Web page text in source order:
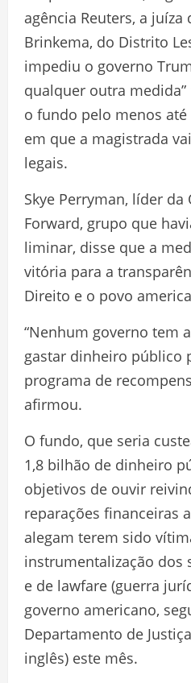
agência Reuters, a
Brinkema, do Distrito
impediu o governo
qualquer outra
o fundo pelo menos
em que a magistrada
legais.
Skye Perryman, líder da
Forward, grupo que
liminar, disse que a
vitória para a
Direito e o povo
“Nenhum governo tem
gastar dinheiro público
programa de
afirmou.
O fundo, que seria
1,8 bilhão de dinheiro
objetivos de ouvir
reparações financeiras
alegam terem sido
instrumentalização dos
e de lawfare (guerra
governo americano,
Departamento de
inglês) este mês.